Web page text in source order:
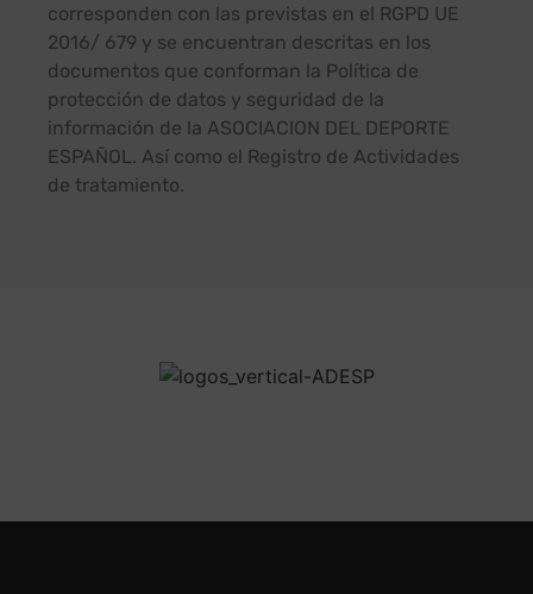
corresponden con las previstas en el RGPD UE
2016/ 679 y se encuentran descritas en los
documentos que conforman la Política de
protección de datos y seguridad de la
información de la ASOCIACION DEL DEPORTE
ESPAÑOL. Así como el Registro de Actividades
de tratamiento.